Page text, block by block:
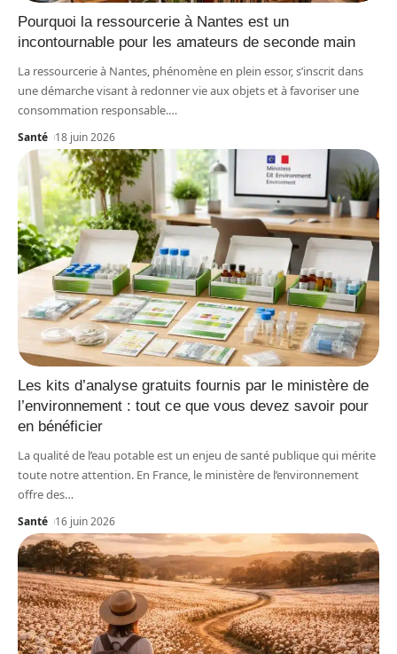
Pourquoi la ressourcerie à Nantes est un
incontournable pour les amateurs de seconde main
La ressourcerie à Nantes, phénomène en plein essor, s’inscrit dans
une démarche visant à redonner vie aux objets et à favoriser une
consommation responsable.…
Santé 18 juin 2026
Les kits d’analyse gratuits fournis par le ministère de
l’environnement : tout ce que vous devez savoir pour
en bénéficier
La qualité de l’eau potable est un enjeu de santé publique qui mérite
toute notre attention. En France, le ministère de l’environnement
offre des…
Santé 16 juin 2026